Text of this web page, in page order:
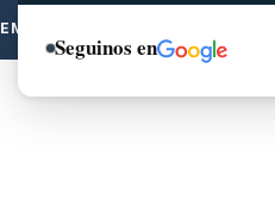
EMPRENDE VERDE
Seguinos en